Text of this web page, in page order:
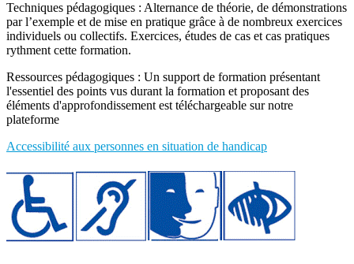
Techniques pédagogiques : Alternance de théorie, de démonstrations
par l’exemple et de mise en pratique grâce à de nombreux exercices
individuels ou collectifs. Exercices, études de cas et cas pratiques
rythment cette formation.
Ressources pédagogiques : Un support de formation présentant
l'essentiel des points vus durant la formation et proposant des
éléments d'approfondissement est téléchargeable sur notre
plateforme
Accessibilité aux personnes en situation de handicap